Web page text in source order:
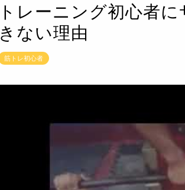
トレーニング初心者
きない理由
筋トレ初心者